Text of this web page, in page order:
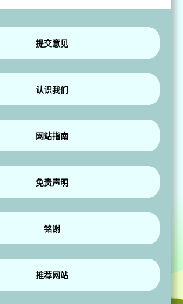
提交意见
认识我们
网站指南
免责声明
铭谢
推荐网站